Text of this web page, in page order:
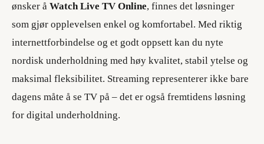
ønsker å Watch Live TV Online, finnes det løsninger
som gjør opplevelsen enkel og komfortabel. Med riktig
internettforbindelse og et godt oppsett kan du nyte
nordisk underholdning med høy kvalitet, stabil ytelse og
maksimal fleksibilitet. Streaming representerer ikke bare
dagens måte å se TV på – det er også fremtidens løsning
for digital underholdning.